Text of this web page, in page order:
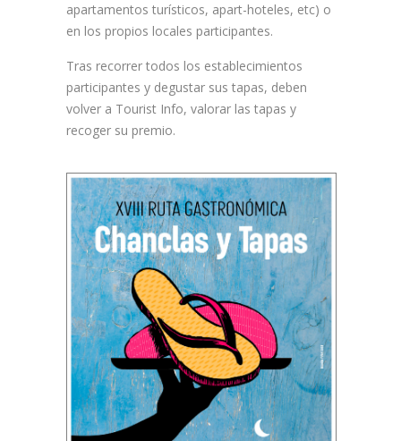
apartamentos turísticos, apart-hoteles, etc) o
en los propios locales participantes.
Tras recorrer todos los establecimientos
participantes y degustar sus tapas, deben
volver a Tourist Info, valorar las tapas y
recoger su premio.